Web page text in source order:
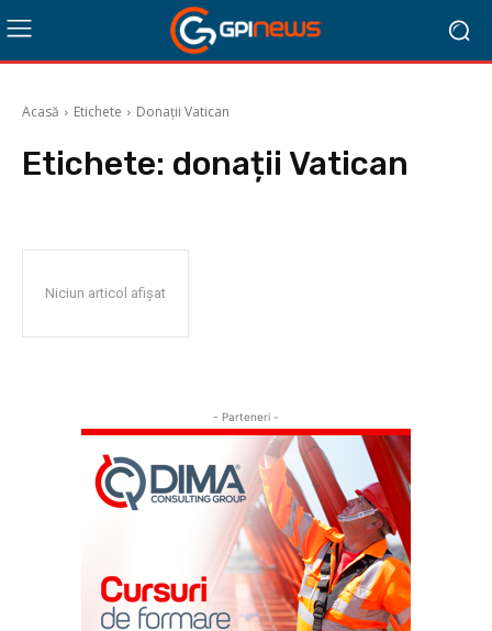
Acasă Etichete Donații Vatican
Etichete: donații Vatican
Niciun articol afișat
- Parteneri -